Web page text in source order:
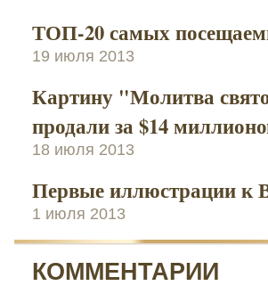
ТОП-20 самых
19 июля 2013
Картину "Молитва
продали за $14
18 июля 2013
Первые иллюстрации к
1 июля 2013
КОММЕНТАРИИ